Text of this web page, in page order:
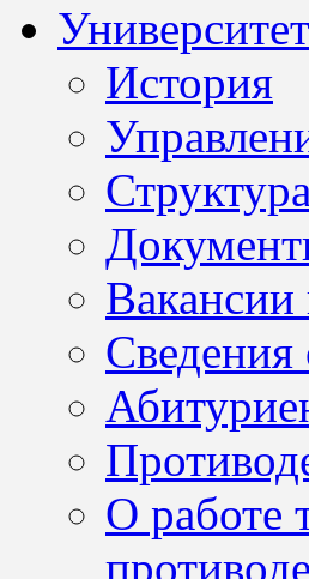
Университет
История
Структура
Сведения
О работе